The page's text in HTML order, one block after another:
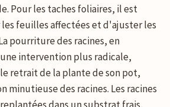
Pour les taches foliaires, il est
feuilles affectées et d'ajuster les
pourriture des racines, en
intervention plus radicale,
retrait de la plante de son pot,
minutieuse des racines. Les racines